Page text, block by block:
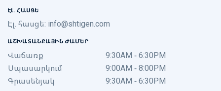
ԷԼ. ՀԱՍՑԵ
Էլ. հասցե: info@shtigen.com
ԱՇԽԱՏԱՆՔԱՅԻՆ ԺԱՄԵՐ
Վաճառք
9:30AM - 6:30PM
Սպասարկում
9:00AM - 8:00PM
Գրասենյակ
9:30AM - 6:30PM